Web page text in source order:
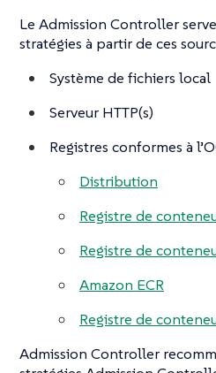
Le Admission Controller
stratégies à partir de ces
Système de fichiers local
Serveur HTTP(s)
Registres conformes à
Distribution
Registre de
Registre de
Amazon ECR
Registre de
Admission Controller